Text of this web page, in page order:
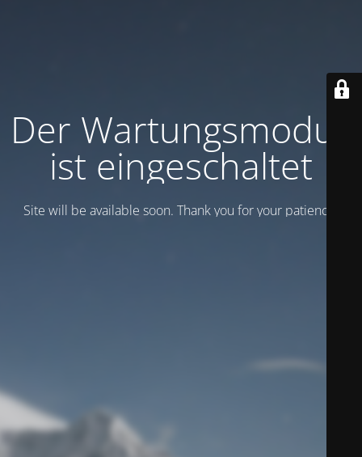
Der Wartungsmodus
ist eingeschaltet
Site will be available soon. Thank you for your patience!